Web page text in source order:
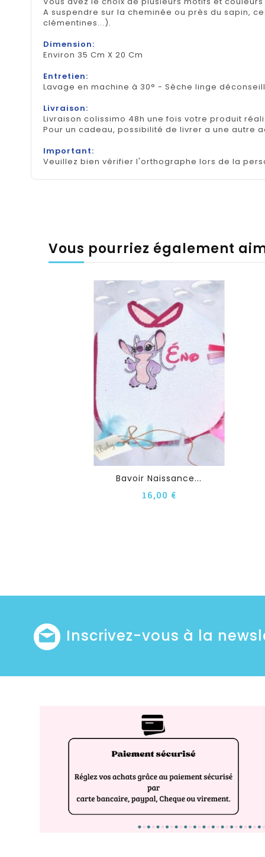
A suspendre sur la cheminée ou près du sapin,
clémentines...).
Dimension:
Environ 35 Cm X 20 Cm
Entretien:
Lavage en machine à 30° - Sèche linge
Livraison:
Livraison colissimo 48h une fois votre produit
Pour un cadeau, possibilité de livrer a une autre
Important:
Veuillez bien vérifier l'orthographe lors de la
Vous pourriez également
Bavoir Naissance...
16,00 €
Inscrivez-vous à la